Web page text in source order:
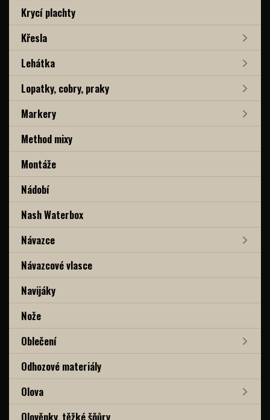
Krycí plachty
Křesla
Lehátka
Lopatky, cobry, praky
Markery
Method mixy
Montáže
Nádobí
Nash Waterbox
Návazce
Návazcové vlasce
Navijáky
Nože
Oblečení
Odhozové materiály
Olova
Olověnky, těžké šňůry